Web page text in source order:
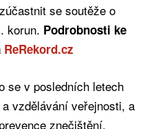
se soutěže o
korun. Podrobnosti ke
ReRekord.cz
se v posledních letech
vzdělávání veřejnosti, a
znečištění,